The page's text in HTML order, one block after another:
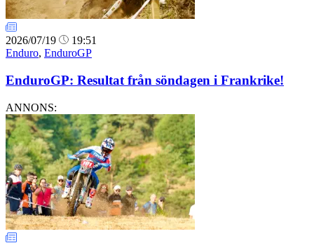
2026/07/19
19:51
Enduro, EnduroGP
EnduroGP: Resultat från söndagen i Frankrike!
ANNONS: